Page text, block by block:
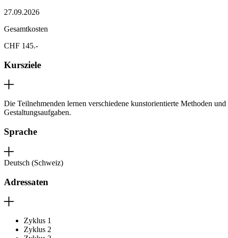
27.09.2026
Gesamtkosten
CHF 145.-
Kursziele
Die Teilnehmenden lernen verschiedene kunstorientierte Methoden
Gestaltungsaufgaben.
Sprache
Deutsch (Schweiz)
Adressaten
Zyklus 1
Zyklus 2